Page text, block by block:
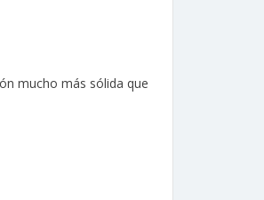
mucho más sólida que